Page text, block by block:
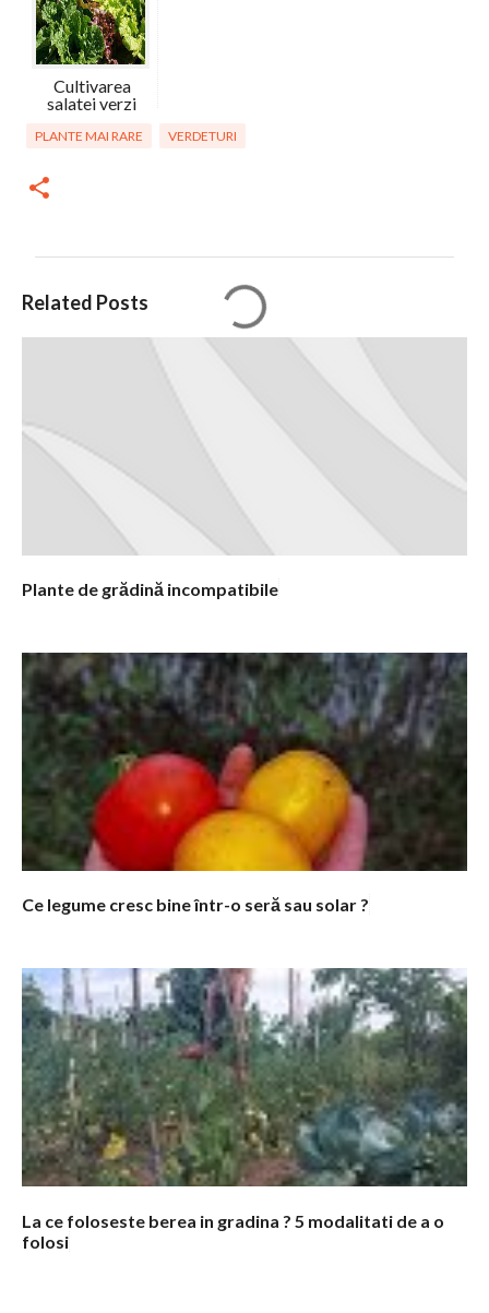
Cultivarea
salatei verzi
PLANTE MAI RARE VERDETURI
Related Posts
Plante de grădină incompatibile
Ce legume cresc bine într-o seră sau solar ?
La ce foloseste berea in gradina ? 5 modalitati de a o
folosi
C
t